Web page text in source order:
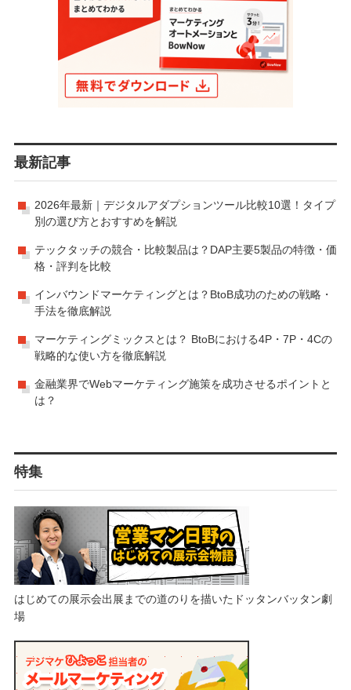
最新記事
2026年最新｜デジタルアダプションツール比較10選！タイプ
別の選び方とおすすめを解説
テックタッチの競合・比較製品は？DAP主要5製品の特徴・価
格・評判を比較
インバウンドマーケティングとは？BtoB成功のための戦略・
手法を徹底解説
マーケティングミックスとは？ BtoBにおける4P・7P・4Cの
戦略的な使い方を徹底解説
金融業界でWebマーケティング施策を成功させるポイントと
は？
特集
はじめての展示会出展までの道のりを描いたドッタンバッタン劇
場